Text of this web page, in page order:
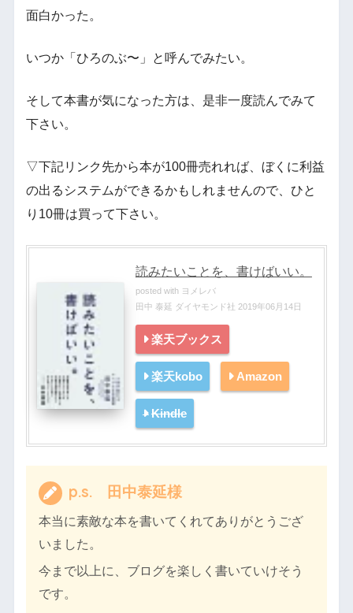
面白かった。
いつか「ひろのぶ〜」と呼んでみたい。
そして本書が気になった方は、是非一度読んでみて
下さい。
▽下記リンク先から本が100冊売れれば、ぼくに利益
の出るシステムができるかもしれませんので、ひと
り10冊は買って下さい。
読みたいことを、書けばいい。
posted with ヨメレバ
田中 泰延 ダイヤモンド社 2019年06月14日
楽天ブックス
楽天kobo Amazon
Kindle
p.s. 田中泰延様
本当に素敵な本を書いてくれてありがとうござ
いました。
今まで以上に、ブログを楽しく書いていけそう
です。